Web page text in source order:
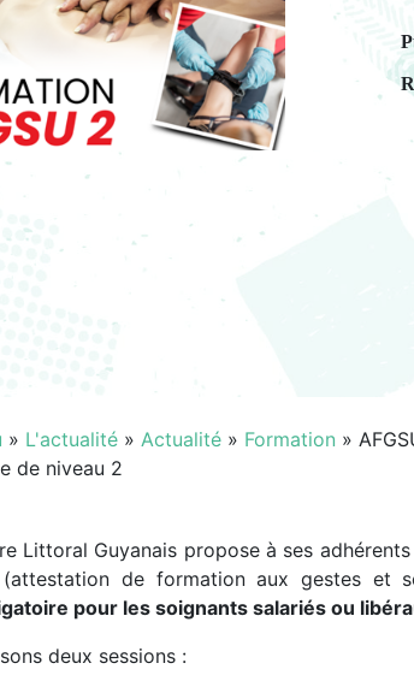
» L'actualité » Actualité » Formation »
de niveau 2
Littoral Guyanais propose à ses
(attestation de formation aux gestes et
pour les soignants salariés ou
deux sessions :